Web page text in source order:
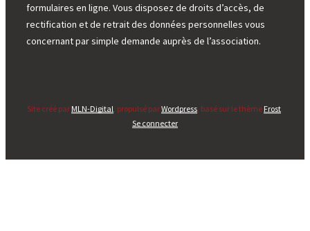
formulaires en ligne. Vous disposez de droits d’accès, de
rectification et de retrait des données personnelles vous
concernant par simple demande auprès de l’association.
Site créé par MLN-Digital , propulsé parWordpress , basé sur le thème Frost.
Se connecter